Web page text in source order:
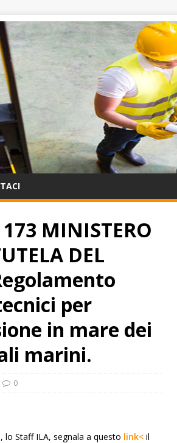
MINISTERO
DEL
per
in mare dei
marini.
0
Staff ILA, segnala a questo link< il